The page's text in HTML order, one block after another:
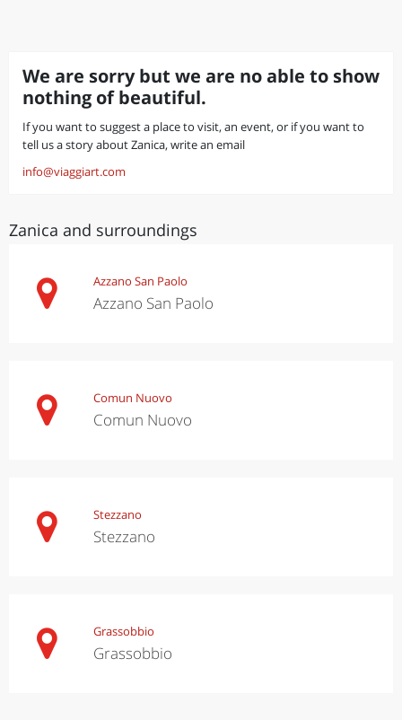
We are sorry but we are no able to show
nothing of beautiful.
If you want to suggest a place to visit, an event, or if you want to
tell us a story about Zanica, write an email
info@viaggiart.com
Zanica and surroundings
Azzano San Paolo
Azzano San Paolo
Comun Nuovo
Comun Nuovo
Stezzano
Stezzano
Grassobbio
Grassobbio